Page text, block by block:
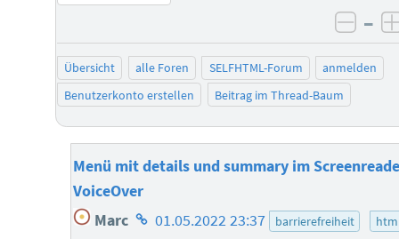
–
Übersicht alle Foren SELFHTML-Forum
anmelden
Benutzerkonto erstellen
Beitrag im Thread-Baum
Menü mit details und summary im
VoiceOver
Marc Homepage
01.05.2022 23:37 barrierefreiheit